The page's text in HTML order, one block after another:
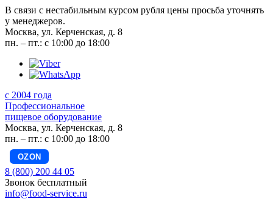
В связи с нестабильным курсом рубля цены просьба уточнять
у менеджеров.
Москва, ул. Керченская, д. 8
пн. – пт.: с 10:00 до 18:00
с 2004 года
Профессиональное
пищевое оборудование
Москва, ул. Керченская, д. 8
пн. – пт.: с 10:00 до 18:00
OZON
8 (800) 200 44 05
Звонок бесплатный
info@food-service.ru